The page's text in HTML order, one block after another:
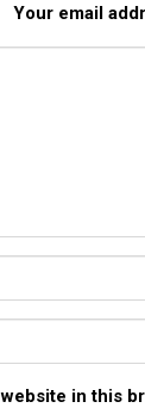
Your email
in this